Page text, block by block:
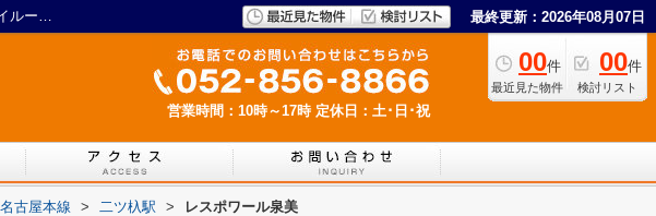
レスポワール泉美／名古屋の賃貸アパート・マンションの管理会社はLIXIL不動産ショップ マイルーム館 名古屋店 最終更新：2026年08月07日
00件
最近見た物件
00件
検討リスト
営業時間：10時～17時 定休日：土･日･祝
古屋本線 > 二ツ杁駅 > レスポワール泉美